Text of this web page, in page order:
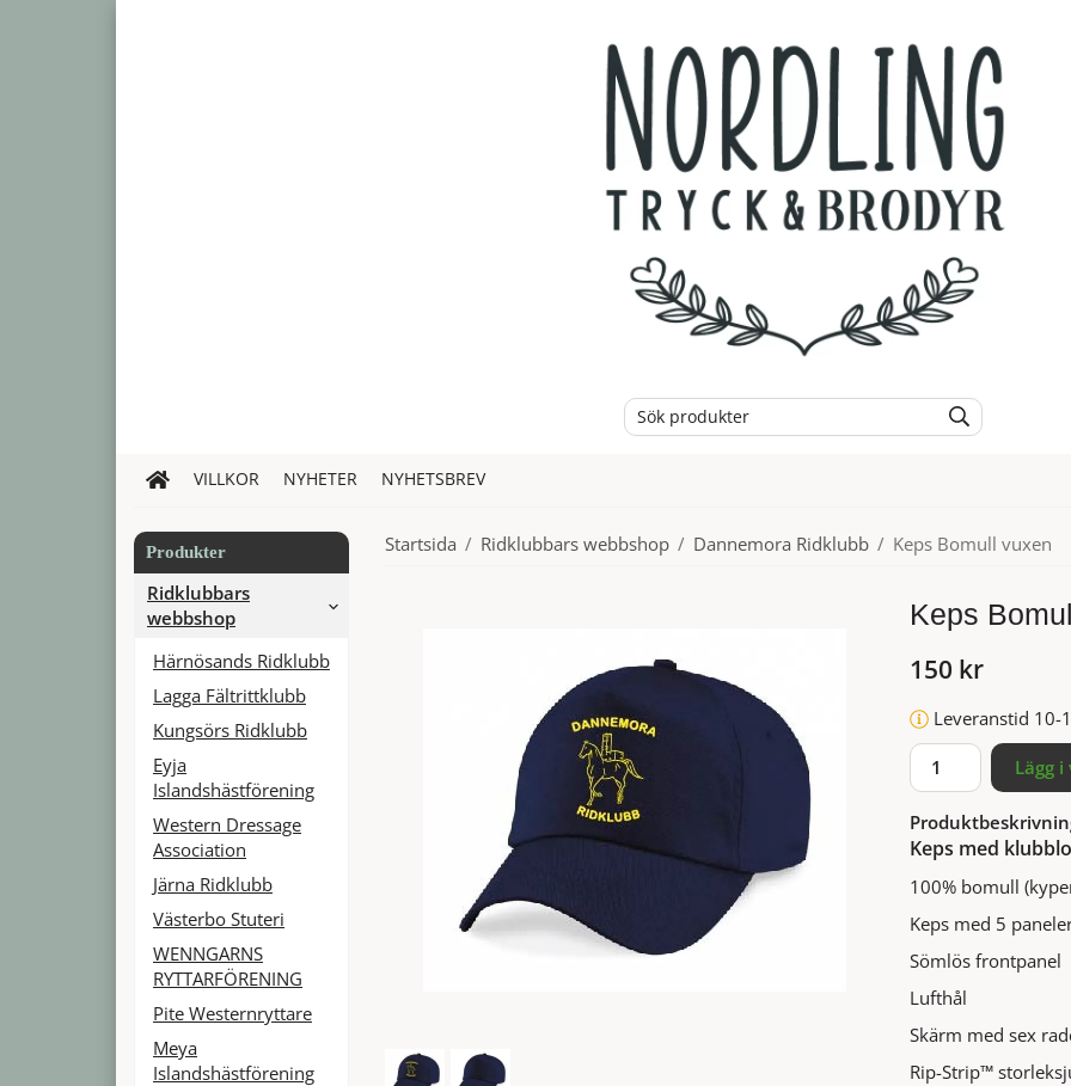
VILLKOR NYHETER NYHETSBREV
Produkter
Ridklubbars
webbshop
Härnösands Ridklubb
Lagga Fältrittklubb
Kungsörs Ridklubb
Eyja
Islandshästförening
Western Dressage
Association
Järna Ridklubb
Västerbo Stuteri
WENNGARNS
RYTTARFÖRENING
Pite Westernryttare
Meya
Islandshästförening
Startsida / Ridklubbars webbshop / Dannemora Ridklubb / Keps Bomull vuxen
Keps
150 kr
Leveranstid 10-
Lägg
Keps med
100% bomull
Keps med 5
Sömlös frontpanel
Lufthål
Skärm med sex
Rip-Strip™